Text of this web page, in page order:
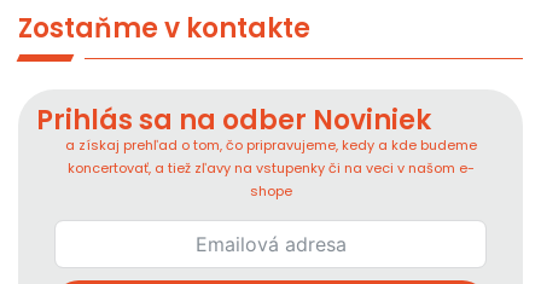
Zostaňme v kontakte
Prihlás sa na odber Noviniek
a získaj prehľad o tom, čo pripravujeme, kedy a kde budeme
koncertovať, a tiež zľavy na vstupenky či na veci v našom e-
shope